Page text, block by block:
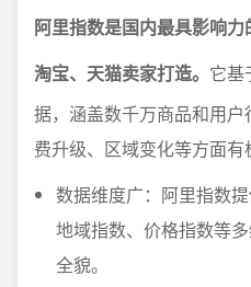
阿里指数是国内最具影响
淘宝、天猫卖家打造。 它基
据，涵盖数千万商品和用
费升级、区域变化等方面有
数据维度广：阿里指数
地域指数、价格指数等
全貌。